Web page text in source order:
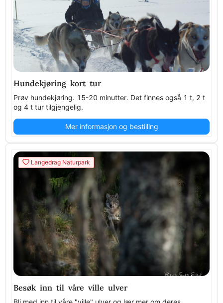
Hundekjøring kort tur
Prøv hundekjøring. 15-20 minutter. Det finnes også 1 t, 2 t
og 4 t tur tilgjengelig.
Mer informasjon og bestilling
Langedrag Naturpark
Besøk inn til våre ville ulver